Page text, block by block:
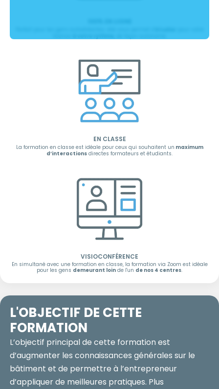
EN CLASSE
La formation en classe est idéale pour ceux qui souhaitent un maximum
d’interactions directes formateurs et étudiants.
VISIOCONFÉRENCE
En simultané avec une formation en classe, la formation via Zoom est idéale
pour les gens demeurant loin de l'un de nos 4 centres.
L'OBJECTIF DE CETTE
FORMATION
L’objectif principal de cette formation est
d’augmenter les connaissances générales sur le
bâtiment et de permettre à l’entrepreneur
d’appliquer de meilleures pratiques. Plus